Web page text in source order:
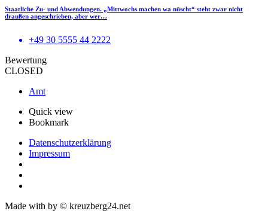
Staatliche Zu- und Abwendungen. „Mittwochs machen wa nüscht“ steht zwar nicht
draußen angeschrieben, aber wer…
+49 30 5555 44 2222
Bewertung
CLOSED
Amt
Quick view
Bookmark
Datenschutzerklärung
Impressum
Made with by © kreuzberg24.net